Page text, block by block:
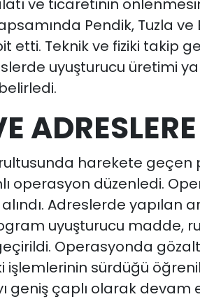
ve ticaretinin
Pendik, Tuzla
etti. Teknik ve fiziki takip
uyuşturucu üretimi
harekete geçen
operasyon düzenledi.
Adreslerde yapılan
uyuşturucu madde,
Operasyonda
sürdüğü
geniş çaplı olarak devam